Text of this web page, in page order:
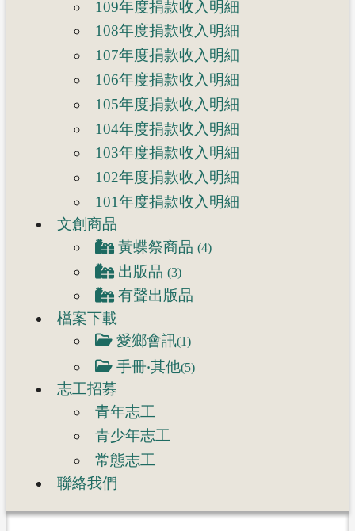
109年度捐款收入明細
108年度捐款收入明細
107年度捐款收入明細
106年度捐款收入明細
105年度捐款收入明細
104年度捐款收入明細
103年度捐款收入明細
102年度捐款收入明細
101年度捐款收入明細
文創商品
黃蝶祭商品 (4)
出版品 (3)
有聲出版品
檔案下載
愛鄉會訊(1)
手冊‧其他(5)
志工招募
青年志工
青少年志工
常態志工
聯絡我們